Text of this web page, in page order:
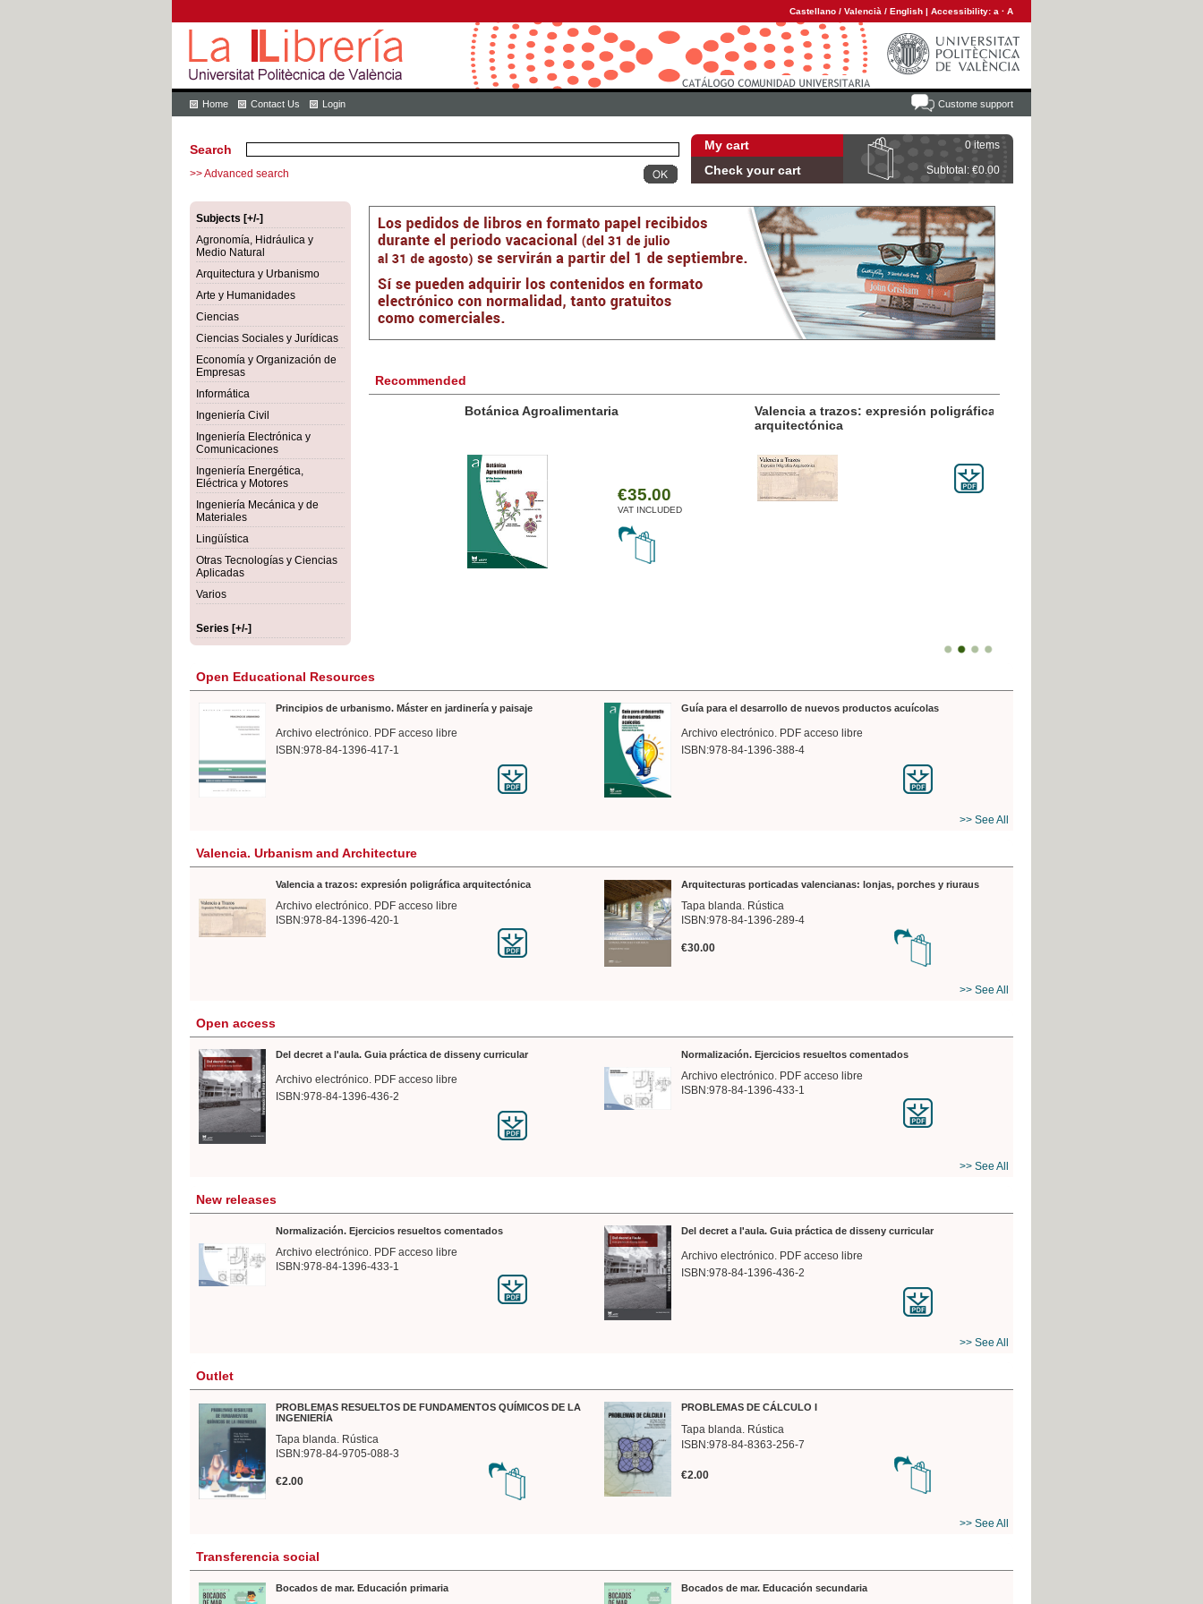
Castellano / Valencià / English | Accessibility: a · A
Custome support
Home Contact Us Login
My cart 0 items
Check your cart Subtotal: €0.00
Search
>> Advanced search
Subjects [+/-]
Agronomía, Hidráulica y
Medio Natural
Arquitectura y Urbanismo
Arte y Humanidades
Ciencias
Ciencias Sociales y Jurídicas
Economía y Organización de
Empresas
Informática
Ingeniería Civil
Ingeniería Electrónica y
Comunicaciones
Ingeniería Energética,
Eléctrica y Motores
Ingeniería Mecánica y de
Materiales
Lingüística
Otras Tecnologías y Ciencias
Aplicadas
Varios
Series [+/-]
Recommended
Botánica Agroalimentaria
€35.00
VAT INCLUDED
Valencia a trazos: expresión poligráfica
arquitectónica
Open Educational Resources
Principios de urbanismo. Máster en jardinería y paisaje
Archivo electrónico. PDF acceso libre
ISBN:978-84-1396-417-1
Guía para el desarrollo de nuevos productos acuícolas
Archivo electrónico. PDF acceso libre
ISBN:978-84-1396-388-4
>> See All
Valencia. Urbanism and Architecture
Valencia a trazos: expresión poligráfica arquitectónica
Archivo electrónico. PDF acceso libre
ISBN:978-84-1396-420-1
Arquitecturas porticadas valencianas: lonjas, porches y riuraus
Tapa blanda. Rústica
ISBN:978-84-1396-289-4
€30.00
>> See All
Open access
Del decret a l'aula. Guia práctica de disseny curricular
Archivo electrónico. PDF acceso libre
ISBN:978-84-1396-436-2
Normalización. Ejercicios resueltos comentados
Archivo electrónico. PDF acceso libre
ISBN:978-84-1396-433-1
>> See All
New releases
Normalización. Ejercicios resueltos comentados
Archivo electrónico. PDF acceso libre
ISBN:978-84-1396-433-1
Del decret a l'aula. Guia práctica de disseny curricular
Archivo electrónico. PDF acceso libre
ISBN:978-84-1396-436-2
>> See All
Outlet
PROBLEMAS RESUELTOS DE FUNDAMENTOS QUÍMICOS DE LA
INGENIERÍA
Tapa blanda. Rústica
ISBN:978-84-9705-088-3
€2.00
PROBLEMAS DE CÁLCULO I
Tapa blanda. Rústica
ISBN:978-84-8363-256-7
€2.00
>> See All
Transferencia social
Bocados de mar. Educación primaria Bocados de mar. Educación secundaria